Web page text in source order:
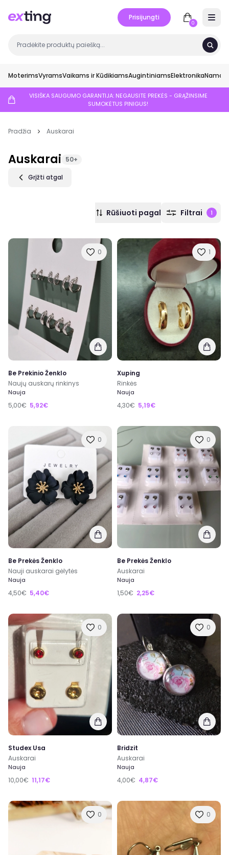
Prisijungti
0
MoterimsVyramsVaikams ir KūdikiamsAugintiniamsElektronikaNamai
VISIŠKA SAUGUMO GARANTIJA: NEGAUSITE PREKĖS - GRĄŽINSIME
SUMOKĖTUS PINIGUS!
Pradžia Auskarai
Auskarai 50+
Grįžti atgal
Rūšiuoti pagal Filtrai 1
0
Be Prekinio Ženklo
Naujų auskarų rinkinys
Nauja
5,00€ 5,92€
1
Xuping
Rinkės
Nauja
4,30€ 5,19€
0
Be Prekės Ženklo
Nauji auskarai gėlytės
Nauja
4,50€ 5,40€
0
Be Prekės Ženklo
Auskarai
Nauja
1,50€ 2,25€
0
Studex Usa
Auskarai
Nauja
10,00€ 11,17€
0
Bridzit
Auskarai
Nauja
4,00€ 4,87€
0 0